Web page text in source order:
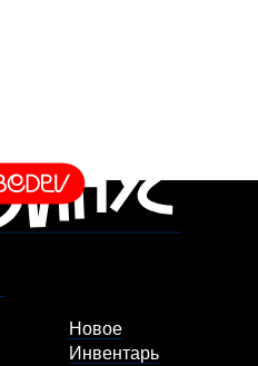
Новое
Инвентарь